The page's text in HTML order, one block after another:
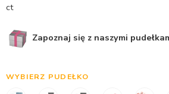
ct
Zapoznaj się z naszymi
WYBIERZ PUDEŁKO